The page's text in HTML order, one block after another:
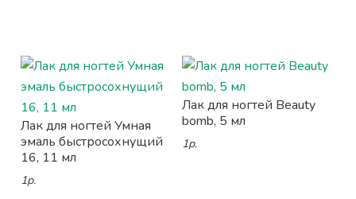
Лак для ногтей Умная
эмаль быстросохнущий
16, 11 мл
1р.
Лак для ногтей Beauty
bomb, 5 мл
1р.